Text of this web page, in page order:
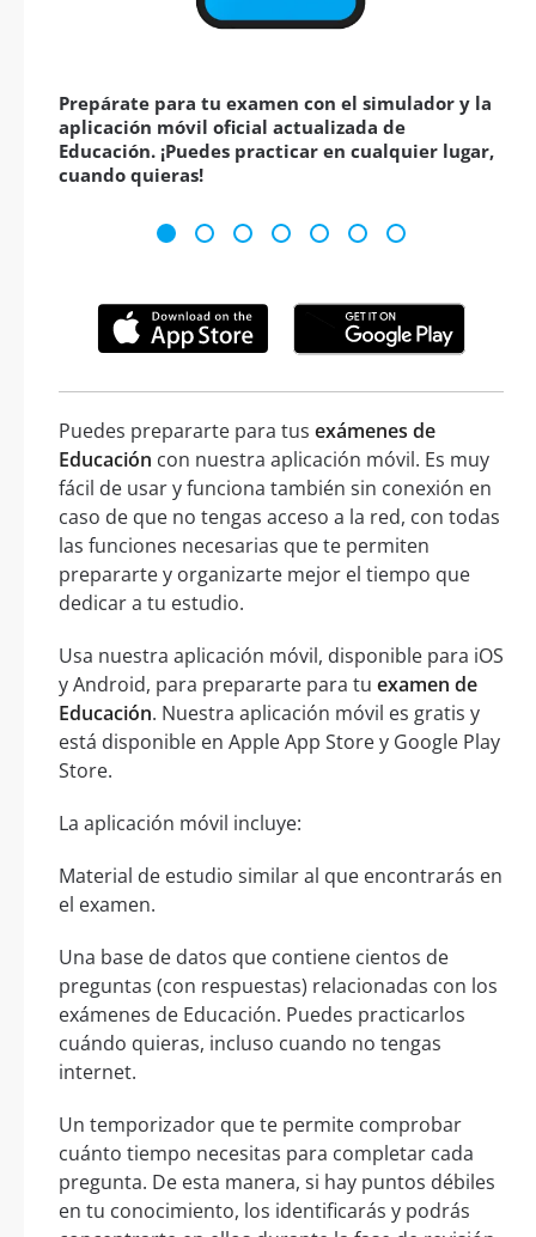
Prepárate para tu examen con el simulador y la
aplicación móvil oficial actualizada de
Educación. ¡Puedes practicar en cualquier lugar,
cuando quieras!
Puedes prepararte para tus exámenes de
Educación con nuestra aplicación móvil. Es muy
fácil de usar y funciona también sin conexión en
caso de que no tengas acceso a la red, con todas
las funciones necesarias que te permiten
prepararte y organizarte mejor el tiempo que
dedicar a tu estudio.
Usa nuestra aplicación móvil, disponible para iOS
y Android, para prepararte para tu examen de
Educación. Nuestra aplicación móvil es gratis y
está disponible en Apple App Store y Google Play
Store.
La aplicación móvil incluye:
Material de estudio similar al que encontrarás en
el examen.
Una base de datos que contiene cientos de
preguntas (con respuestas) relacionadas con los
exámenes de Educación. Puedes practicarlos
cuándo quieras, incluso cuando no tengas
internet.
Un temporizador que te permite comprobar
cuánto tiempo necesitas para completar cada
pregunta. De esta manera, si hay puntos débiles
en tu conocimiento, los identificarás y podrás